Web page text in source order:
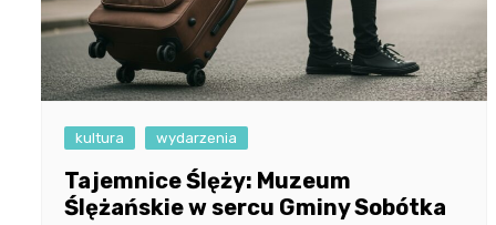
kultura wydarzenia
Tajemnice Ślęży: Muzeum
Ślężańskie w sercu Gminy Sobótka